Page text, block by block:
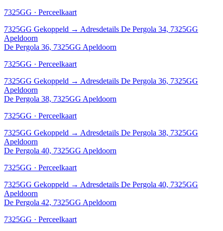
7325GG · Perceelkaart
7325GG Gekoppeld → Adresdetails De Pergola 34, 7325GG
Apeldoorn
De Pergola 36, 7325GG Apeldoorn
7325GG · Perceelkaart
7325GG Gekoppeld → Adresdetails De Pergola 36, 7325GG
Apeldoorn
De Pergola 38, 7325GG Apeldoorn
7325GG · Perceelkaart
7325GG Gekoppeld → Adresdetails De Pergola 38, 7325GG
Apeldoorn
De Pergola 40, 7325GG Apeldoorn
7325GG · Perceelkaart
7325GG Gekoppeld → Adresdetails De Pergola 40, 7325GG
Apeldoorn
De Pergola 42, 7325GG Apeldoorn
7325GG · Perceelkaart